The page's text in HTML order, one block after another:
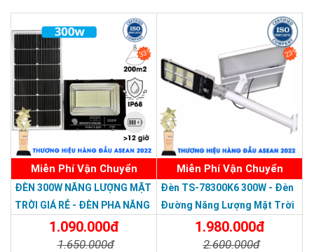
Thương hiệu dẫn đầu Việt Nam 2023
33%
Miễn Phí Vận Chuyển
ĐÈN 300W NĂNG LƯỢNG MẶT
TRỜI GIÁ RẺ - ĐÈN PHA NĂNG
LƯỢNG MẶT TRỜI 300W MẪU
1.090.000đ
1.650.000đ
23%
Miễn Phí Vận Chuyển
Đèn TS-78300K6 300W - Đèn
Đường Năng Lượng Mặt Trời
300W TS-78300K6 - Solar
Light 300W
1.980.000đ
2.600.000đ